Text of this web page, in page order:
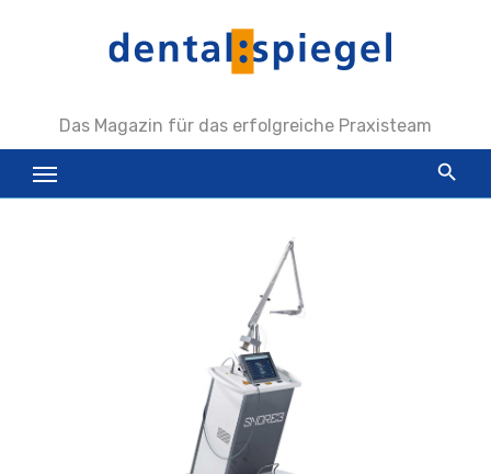
Das Magazin für das erfolgreiche Praxisteam